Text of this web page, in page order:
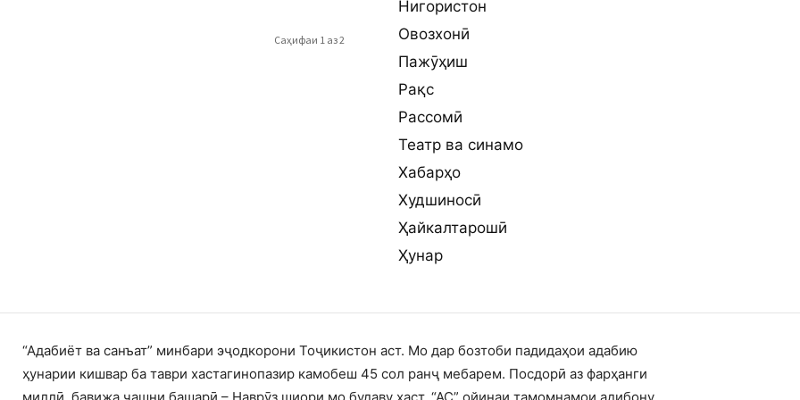
Саҳифаи 1 аз 2
Нигористон
Овозхонӣ
Пажӯҳиш
Рақс
Рассомӣ
Театр ва синамо
Хабарҳо
Худшиносӣ
Ҳайкалтарошӣ
Ҳунар
“Адабиёт ва санъат” минбари эҷодкорони Тоҷикистон аст. Мо дар бозтоби падидаҳои адабию
ҳунарии кишвар ба таври хастагинопазир камобеш 45 сол ранҷ мебарем. Посдорӣ аз фарҳанги